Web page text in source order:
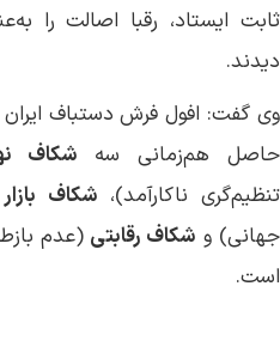
ثابت ایستاد، رقبا اصالت را
دیدند.
وی گفت: افول فرش دستباف
حاصل هم‌زمانی سه شکاف
تنظیم‌گری ناکارآمد)،شکاف بازار
جهانی) و شکاف رقابتی (عدم
است.